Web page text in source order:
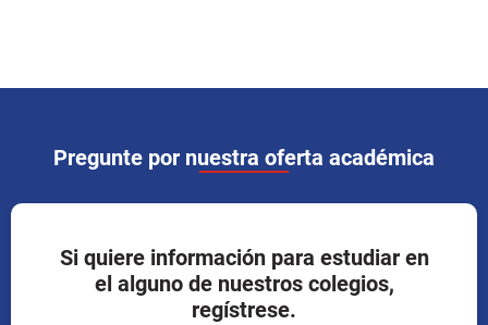
Pregunte por nuestra oferta académica
Si quiere información para estudiar en
el alguno de nuestros colegios,
regístrese.